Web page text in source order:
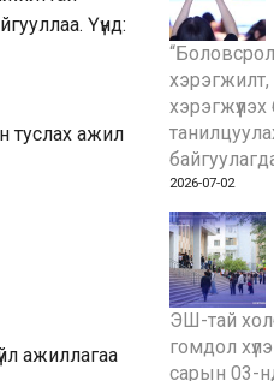
Үүнд:
туслах ажил
ажиллагаа
хэрэгжүүлэх
2026-07-02
ЭШ-тай
гомдол
сарын 03-